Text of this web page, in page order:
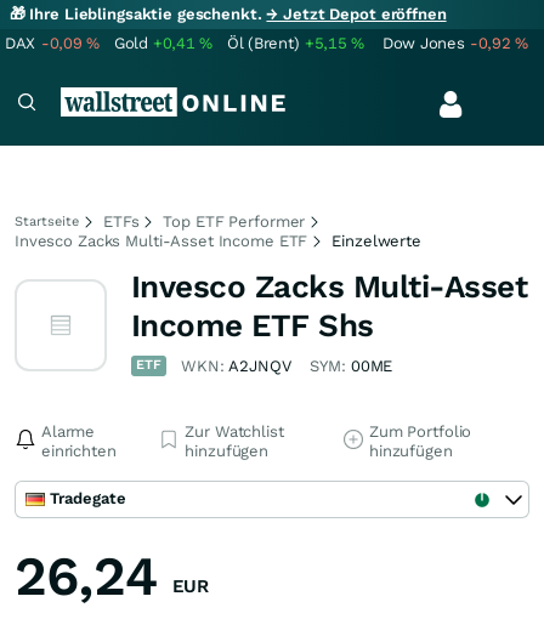
🎁 Ihre Lieblingsaktie geschenkt.→ Jetzt Depot eröffnen
DAX -0,09% Gold +0,41% Öl (Brent) +5,15% Dow Jones -0,92%
Startseite ETFs
Top ETF Performer
Invesco Zacks Multi-Asset Income ETF
Einzelwerte
Invesco Zacks Multi-Asset
Income ETF Shs
ETF WKN:A2JNQV SYM: 00ME
Alarme
einrichten
Zur Watchlist
hinzufügen
Zum Portfolio
hinzufügen
Tradegate
26,24 EUR